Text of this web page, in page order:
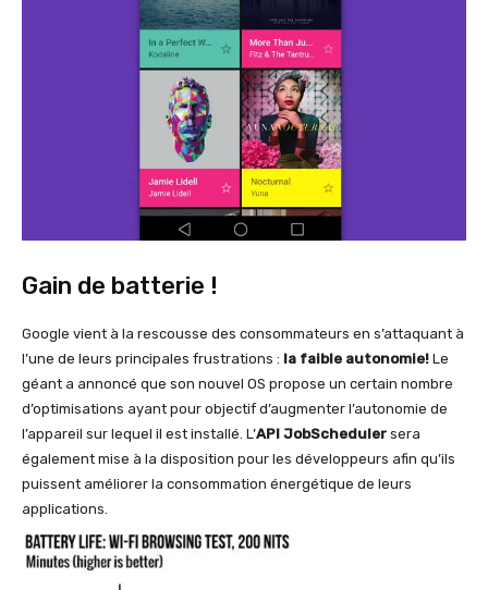
Gain de batterie !
Google vient à la rescousse des consommateurs en s’attaquant à
l’une de leurs principales frustrations : la faible autonomie! Le
géant a annoncé que son nouvel OS propose un certain nombre
d’optimisations ayant pour objectif d’augmenter l’autonomie de
l’appareil sur lequel il est installé. L’API JobScheduler sera
également mise à la disposition pour les développeurs afin qu’ils
puissent améliorer la consommation énergétique de leurs
applications.